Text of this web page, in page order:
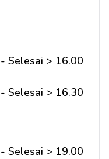
Selesai > 16.00
Selesai > 16.30
Selesai > 19.00